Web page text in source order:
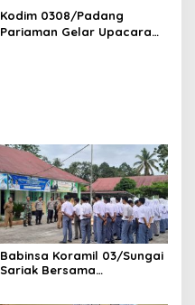
Masyarakat, Danramil
/Babinsa Koramil
Kodim 0308/Padang
Pariaman Gelar Upacara
Babinsa Koramil 03/Sungai
Sariak Bersama